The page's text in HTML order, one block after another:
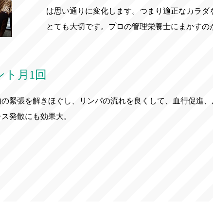
は思い通りに変化します。つまり適正なカラ
とても大切です。プロの管理栄養士にまかすの
ト月1回
緊張を解きほぐし、リンパの流れを良くして、血行促進、
発散にも効果大。